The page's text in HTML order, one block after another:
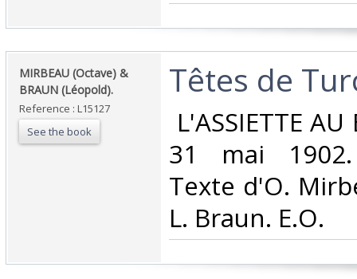
‎MIRBEAU (Octave) &
BRAUN (Léopold).‎
Reference : L15127
See the book
‎Têtes de
L'ASSIETTE
31 mai
Texte d'O.
L. Braun. E.O.‎